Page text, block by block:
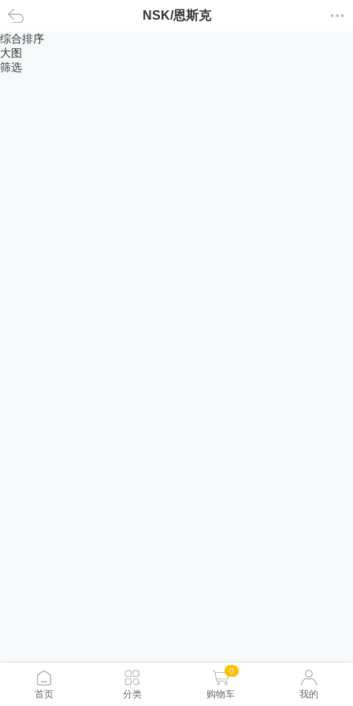
返回 NSK/恩斯克
综合排序
大图
筛选
首页 分类
0
购物车 我的